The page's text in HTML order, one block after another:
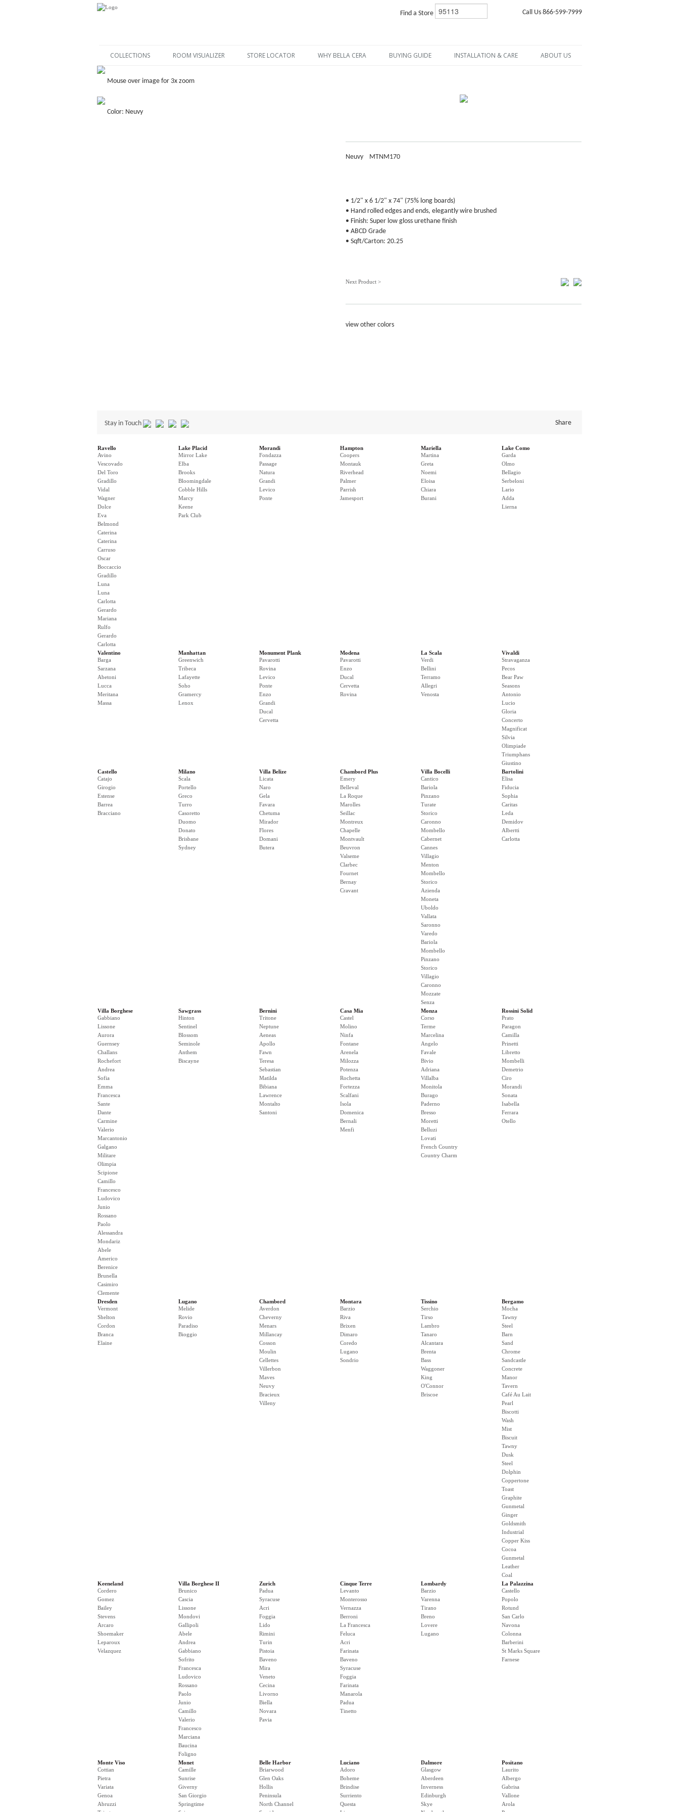
Find a Store Call Us 866-599-7999
COLLECTIONS ROOM VISUALIZER STORE LOCATOR WHY BELLA CERA BUYING GUIDE INSTALLATION & CARE ABOUT US
Mouse over image for 3x zoom
Color: Neuvy
Neuvy MTNM170
• 1/2" x 6 1/2" x 74" (75% long boards)
• Hand rolled edges and ends, elegantly wire brushed
• Finish: Super low gloss urethane finish
• ABCD Grade
• Sqft/Carton: 20.25
Next Product >
view other colors
Stay in Touch Share
Ravello
Avino
Vescovado
Del Toro
Gradillo
Vidal
Wagner
Dolce
Eva
Belmond
Caterina
Caterina
Carruso
Oscar
Boccaccio
Gradillo
Luna
Luna
Carlotta
Gerardo
Mariana
Rulfo
Gerardo
Carlotta
Lake Placid
Mirror Lake
Elba
Brooks
Bloomingdale
Cobble Hills
Marcy
Keene
Park Club
Morandi
Fondazza
Passage
Natura
Grandi
Levico
Ponte
Hampton
Coopers
Montauk
Riverhead
Palmer
Parrish
Jamesport
Mariella
Martina
Greta
Noemi
Eloisa
Chiara
Burani
Lake Como
Garda
Olmo
Bellagio
Serbeloni
Lario
Adda
Lierna
Valentino
Barga
Sarzana
Abetoni
Lucca
Meritana
Massa
Manhattan
Greenwich
Tribeca
Lafayette
Soho
Gramercy
Lenox
Monument Plank
Pavarotti
Rovina
Levico
Ponte
Enzo
Grandi
Ducal
Cervetta
Modena
Pavarotti
Enzo
Ducal
Cervetta
Rovina
La Scala
Verdi
Bellini
Terramo
Allegri
Venosta
Vivaldi
Stravaganza
Pecos
Bear Paw
Seasons
Antonio
Lucio
Gloria
Concerto
Magnificat
Silvia
Olimpiade
Triumphans
Giustino
Castello
Catajo
Girogio
Estense
Barrea
Bracciano
Milano
Scala
Portello
Greco
Turro
Casoretto
Duomo
Donato
Brisbane
Sydney
Villa Belize
Licata
Naro
Gela
Favara
Chetuma
Mirador
Flores
Domani
Butera
Chambord Plus
Emery
Belleval
La Roque
Marolles
Seillac
Montreux
Chapelle
Montvault
Beuvron
Valseme
Clarbec
Fournet
Bernay
Cravant
Villa Bocelli
Cantico
Bariola
Pinzano
Turate
Storico
Caronno
Mombello
Cabernet
Cannes
Villagio
Menton
Mombello
Storico
Azienda
Moneta
Uboldo
Vallata
Saronno
Varedo
Bariola
Mombello
Pinzano
Storico
Villagio
Caronno
Mozzate
Senza
Bartolini
Elisa
Fiducia
Sophia
Caritas
Leda
Demidov
Albertti
Carlotta
Villa Borghese
Gabbiano
Lissone
Aurora
Guernsey
Challans
Rochefort
Andrea
Sofia
Emma
Francesca
Sante
Dante
Carmine
Valerio
Marcantonio
Galgano
Militare
Olimpia
Scipione
Camillo
Francesco
Ludovico
Junio
Rossano
Paolo
Alessandra
Mondariz
Abele
Americo
Berenice
Brunella
Casimiro
Clemente
Sawgrass
Hinton
Sentinel
Blossom
Seminole
Anthem
Biscayne
Bernini
Tritone
Neptune
Aeneas
Apollo
Fawn
Teresa
Sebastian
Matilda
Bibiana
Lawrence
Montalto
Santoni
Casa Mia
Castel
Molino
Ninfa
Fontane
Arenela
Milozza
Potenza
Rochetta
Fortezza
Scalfani
Isola
Domenica
Bernali
Menfi
Monza
Corso
Terme
Marcelina
Angelo
Favale
Bivio
Adriana
Villalba
Monitola
Burago
Paderno
Bresso
Moretti
Belluzi
Lovati
French Country
Country Charm
Rossini Solid
Prato
Paragon
Camilla
Prinetti
Libretto
Mombelli
Demetrio
Ciro
Morandi
Sonata
Isabella
Ferrara
Otello
Dresden
Vermont
Shelton
Cordon
Branca
Elaine
Lugano
Melide
Rovio
Paradiso
Bioggio
Chambord
Averdon
Cheverny
Menars
Millancay
Cosson
Moulin
Cellettes
Villerbon
Maves
Neuvy
Bracieux
Villeny
Montara
Barzio
Riva
Brixen
Dimaro
Coredo
Lugano
Sondrio
Tissino
Serchio
Tirso
Lambro
Tanaro
Alcantara
Brenta
Bass
Waggoner
King
O'Connor
Briscoe
Bergamo
Mocha
Tawny
Steel
Barn
Sand
Chrome
Sandcastle
Concrete
Manor
Tavern
Café Au Lait
Pearl
Biscotti
Wash
Mist
Biscuit
Tawny
Dusk
Steel
Dolphin
Coppertone
Toast
Graphite
Gunmetal
Ginger
Goldsmith
Industrial
Copper Kiss
Cocoa
Gunmetal
Leather
Coal
Keeneland
Cordero
Gomez
Bailey
Stevens
Arcaro
Shoemaker
Leparoux
Velazquez
Villa Borghese II
Brunico
Cascia
Lissone
Mondovi
Gallipoli
Abele
Andrea
Gabbiano
Sofrito
Francesca
Ludovico
Rossano
Paolo
Junio
Camillo
Valerio
Francesco
Marciana
Baucina
Foligno
Zurich
Padua
Syracuse
Acri
Foggia
Lido
Rimini
Turin
Pistoia
Baveno
Mira
Veneto
Cecina
Livorno
Biella
Novara
Pavia
Cinque Terre
Levanto
Monterosso
Vernazza
Berroni
La Francesca
Feluca
Acri
Farinata
Baveno
Syracuse
Foggia
Farinata
Manarola
Padua
Tinetto
Lombardy
Barzio
Varenna
Tirano
Breno
Lovere
Lugano
La Palazzina
Castello
Popolo
Rotund
San Carlo
Navona
Colonna
Barberini
St Marks Square
Farnese
Monte Viso
Cottian
Pietra
Variata
Genoa
Abruzzi
Monet
Camille
Sunrise
Giverny
San Giorgio
Springtime
Belle Harbor
Briarwood
Glen Oaks
Hollis
Peninsula
North Channel
Luciano
Adoro
Boheme
Brindise
Surriento
Questa
Dalmore
Glasgow
Aberdeen
Inverness
Edinburgh
Skye
Positano
Laurito
Albergo
Gabrisa
Vallone
Arola